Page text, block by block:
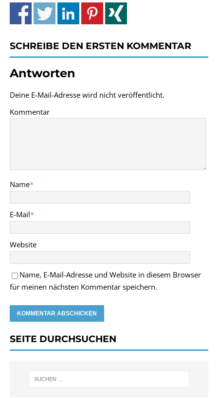
SCHREIBE DEN ERSTEN KOMMENTAR
Antworten
Deine E-Mail-Adresse wird nicht veröffentlicht.
Kommentar
Name*
E-Mail*
Website
Name, E-Mail-Adresse und Website in diesem Browser
für meinen nächsten Kommentar speichern.
SEITE DURCHSUCHEN